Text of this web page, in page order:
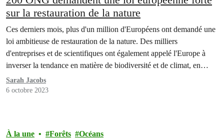
sur la restauration de la nature
Ces derniers mois, plus d'un million d'Européens ont demandé une
loi ambitieuse de restauration de la nature. Des milliers
d'entreprises et de scientifiques ont également appelé l'Europe à
inverser la tendance en matière de biodiversité et de climat, en
investissant massivement dans la restauration de la nature. Mais ces
derniers mois, la loi fait face…
Sarah Jacobs
6 octobre 2023
À la une Forêts Océans